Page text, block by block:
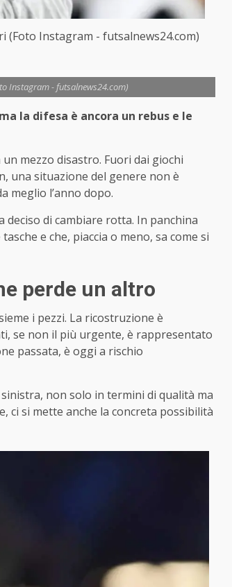
(Foto Instagram - futsalnews24.com)
Instagram - futsalnews24.com)
la difesa è ancora un rebus e le
mezzo disastro. Fuori dai giochi
una situazione del genere non è
meglio l’anno dopo.
di cambiare rotta. In panchina
e che, piaccia o meno, sa come si
perde un altro
i pezzi. La ricostruzione è
se non il più urgente, è rappresentato
passata, è oggi a rischio
non solo in termini di qualità ma
ci si mette anche la concreta possibilità